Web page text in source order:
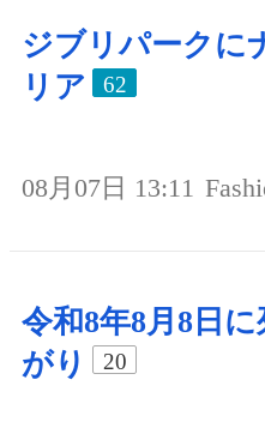
ジブリパークに
リア
62
08月07日 13:11
令和8年8月8日
がり
20